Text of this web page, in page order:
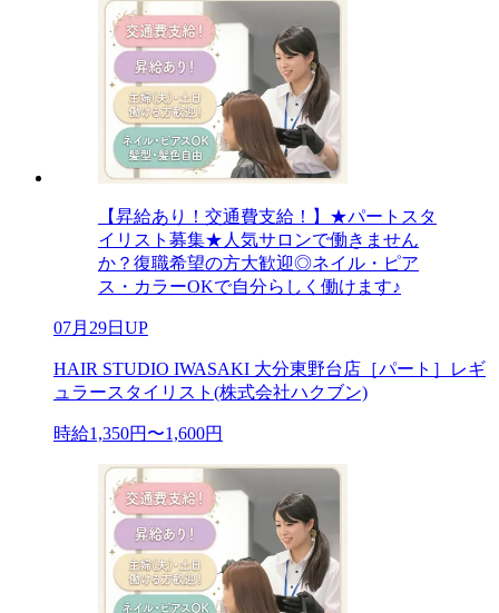
【昇給あり！交通費支給！】★パートスタ
イリスト募集★人気サロンで働きません
か？復職希望の方大歓迎◎ネイル・ピア
ス・カラーOKで自分らしく働けます♪
07月29日UP
HAIR STUDIO IWASAKI 大分東野台店［パート］レギ
ュラースタイリスト(株式会社ハクブン)
時給1,350円〜1,600円